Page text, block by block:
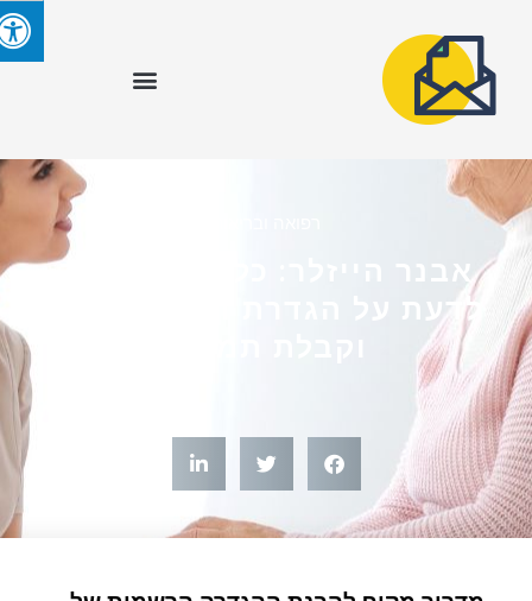
אבנר הייזלר: כל מה שחשוב
לדעת על הגדרת חולה סיעודי